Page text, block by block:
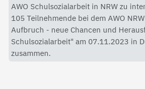
AWO Schulsozialarbeit in NRW zu
105 Teilnehmende bei dem AWO
Aufbruch - neue Chancen und
Schulsozialarbeit" am 07.11.2023 in
zusammen.